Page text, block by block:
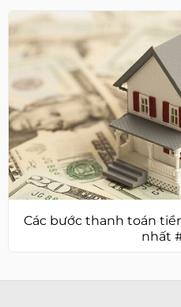
Các bước thanh toán
nhất